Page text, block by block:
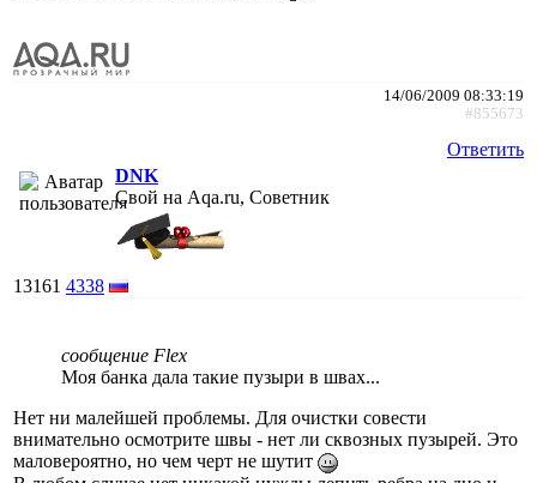
14/06/2009 08:33:19
#855673
Ответить
DNK
Свой на Aqa.ru, Советник
13161 4338
сообщение Flex
Моя банка дала такие пузыри в швах...
Нет ни малейшей проблемы. Для очистки совести
внимательно осмотрите швы - нет ли сквозных пузырей. Это
маловероятно, но чем черт не шутит